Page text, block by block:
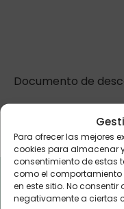
Para ofrecer las mejores
cookies para almacenar
consentimiento de estas
como el
en este sitio. No
negativamente a ciertas
Documento de